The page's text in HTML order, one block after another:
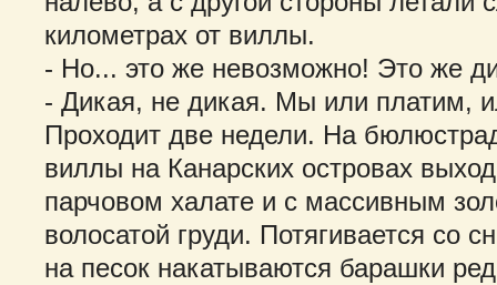
километрах от виллы.
- Но... это же невозможно! Это же
- Дикая, не дикая. Мы или платим,
Проходит две недели. На
виллы на Канарских островах
парчовом халате и с массивным
волосатой груди. Потягивается со
на песок накатываются барашки